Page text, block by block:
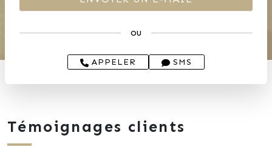
ou
APPELER SMS
Témoignages clients